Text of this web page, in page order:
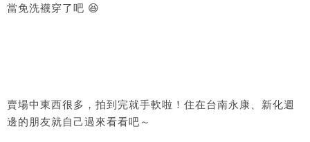
當免洗襪穿了吧 😆
賣場中東西很多，拍到完就手軟啦！住在台南永康、新化週
邊的朋友就自己過來看看吧～